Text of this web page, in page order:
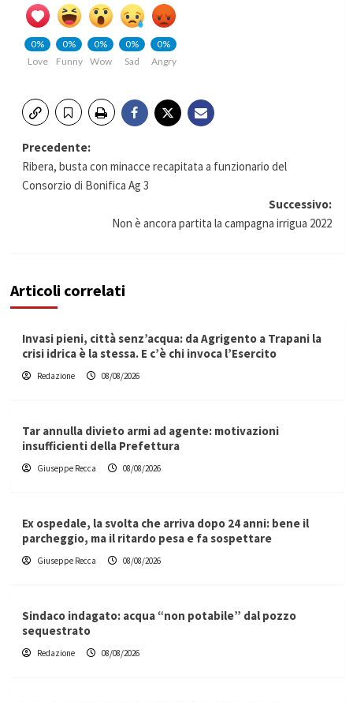
0%
Love
0%
Funny
0%
Wow
0%
Sad
0%
Angry
Navigazione
articolo
Precedente:
Ribera, busta con minacce recapitata a funzionario del
Consorzio di Bonifica Ag 3
Successivo:
Non è ancora partita la campagna irrigua 2022
Articoli correlati
Invasi pieni, città senz’acqua: da Agrigento a Trapani la
crisi idrica è la stessa. E c’è chi invoca l’Esercito
Redazione 08/08/2026
Tar annulla divieto armi ad agente: motivazioni
insufficienti della Prefettura
Giuseppe Recca 08/08/2026
Ex ospedale, la svolta che arriva dopo 24 anni: bene il
parcheggio, ma il ritardo pesa e fa sospettare
Giuseppe Recca 08/08/2026
Sindaco indagato: acqua “non potabile” dal pozzo
sequestrato
Redazione 08/08/2026